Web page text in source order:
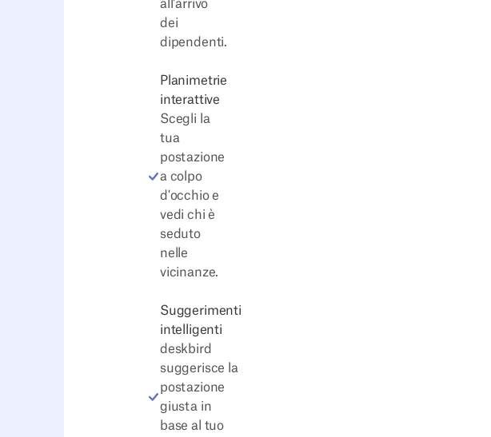
all'arrivo
dei
dipendenti.
Planimetrie
interattive
Scegli la
tua
postazione
a colpo
d'occhio e
vedi chi è
seduto
nelle
vicinanze.
Suggerimenti
intelligenti
deskbird
suggerisce la
postazione
giusta in
base al tuo